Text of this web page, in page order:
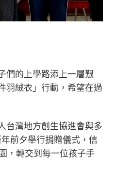
們的上學路添上一層艱
羽絨衣」行動，希望在過
台灣地方創生協進會與多
前夕舉行捐贈儀式，信
，轉交到每一位孩子手